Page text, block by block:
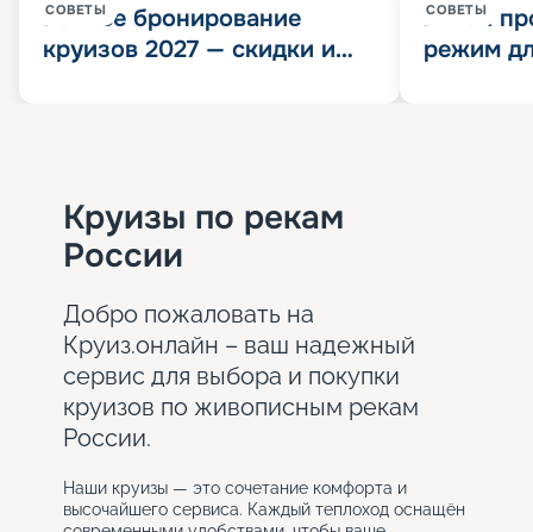
СОВЕТЫ
Раннее бронирование
круизов 2027 — скидки и
СОВЕТЫ
Китай
режим
Круизы по рекам
России
Добро пожаловать на
Круиз.онлайн – ваш надежный
сервис для выбора и покупки
круизов по живописным рекам
России.
Наши круизы — это сочетание комфорта и
высочайшего сервиса. Каждый теплоход оснащён